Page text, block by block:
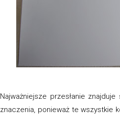
Najważniejsze przesłanie
znaczenia, ponieważ te wszystkie